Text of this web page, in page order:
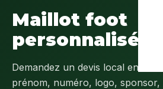
Maillot foot
personnalisé à
Demandez un devis local en
prénom, numéro, logo, sponsor,